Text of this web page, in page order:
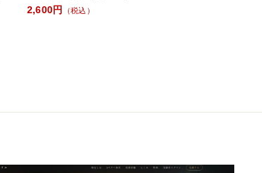
2,600円
（税込）